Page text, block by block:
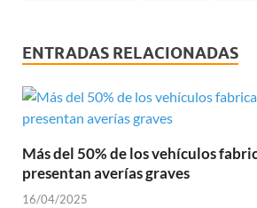
ENTRADAS RELACIONADAS
Más del 50% de los vehículos
presentan averías graves
16/04/2025